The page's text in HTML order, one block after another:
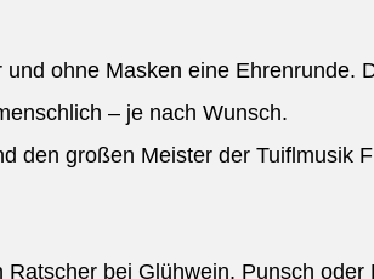
ohne Masken eine
– je nach Wunsch.
den großen Meister der Tuiflmusik
bei Glühwein, Punsch